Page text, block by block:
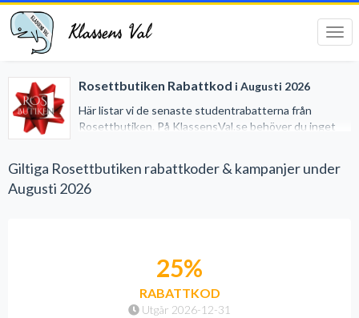
Klassens Val
Rosettbutiken Rabattkod i Augusti 2026
Här listar vi de senaste studentrabatterna från
Rosettbutiken. På KlassensVal.se behöver du inget
samla alla studentrabatter på ett och samma ställe.
Giltiga Rosettbutiken rabattkoder & kampanjer under
Augusti 2026
Utgår 2026-12-31
25%
RABATTKOD